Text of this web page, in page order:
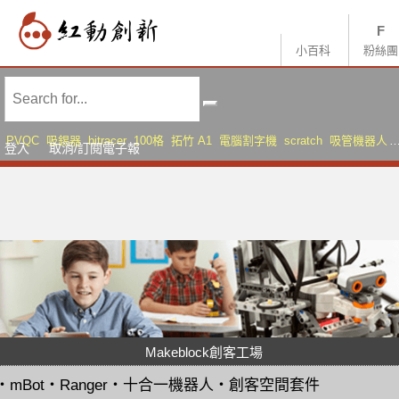
小百科 粉絲團
PVQC 吸錫器 bitracer 100格 拓竹 A1 電腦割字機 scratch 吸管機器人
AMS Lite Sonic Mini 8K S
登入 取消/訂閱電子報
Makeblock創客工場
mBot ・ Ranger ・ 十合一機器人 ・ 創客空間套件